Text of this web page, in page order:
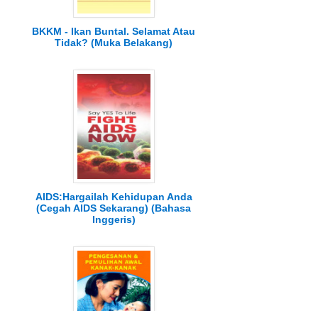
BKKM - Ikan Buntal. Selamat Atau
Tidak? (Muka Belakang)
AIDS:Hargailah Kehidupan Anda
(Cegah AIDS Sekarang) (Bahasa
Inggeris)